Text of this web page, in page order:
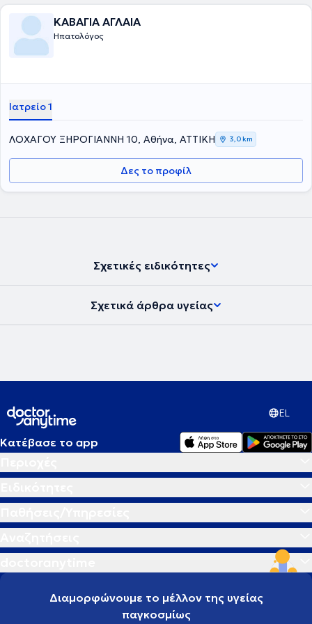
Εταιρίας Μελέτης Ήπατος και της Ελληνικής Ομάδας Μελέτης των
Ιδιοπαθών Φλεγμονωδών Νοσημάτων του Εντέρου. Στο ιατρείο της
διαχειρίζεται περιστατικά όπως : γαστροοισοφαγική παλινδρόμηση
, διερεύνηση αναιμίας, κοιλιακό άλγος, σύνδρομο ευερέθιστου
εντέρου, έλεγχος για ελικοβακτηρίδιο του πυλωρού, λιπώδης
αιμορροΐδες και άλλα. Ταυτόχρονα, προγραμματίζει άμεσα μαζί με
ΚΑΒΑΓΙΑ ΑΓΛΑΙΑ
Ηπατολόγος
Ιατρείο 1
ΛΟΧΑΓΟΥ ΞΗΡΟΓΙΑΝΝΗ 10, Αθήνα, ΑΤΤΙΚΗ 3,0 km
Δες το προφίλ
Σχετικές ειδικότητες
Σχετικά άρθρα υγείας
EL
Κατέβασε το app
Διαμορφώνουμε το μέλλον της υγείας
παγκοσμίως